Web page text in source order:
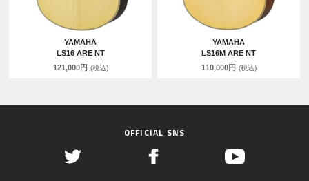
YAMAHA
LS16 ARE NT
121,000円 (税込)
YAMAHA
LS16M ARE NT
110,000円 (税込)
OFFICIAL SNS